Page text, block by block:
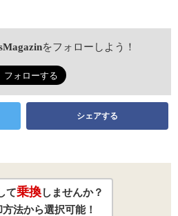
をフォローしよう！
シェアする
て乗換しませんか？
方法から選択可能！